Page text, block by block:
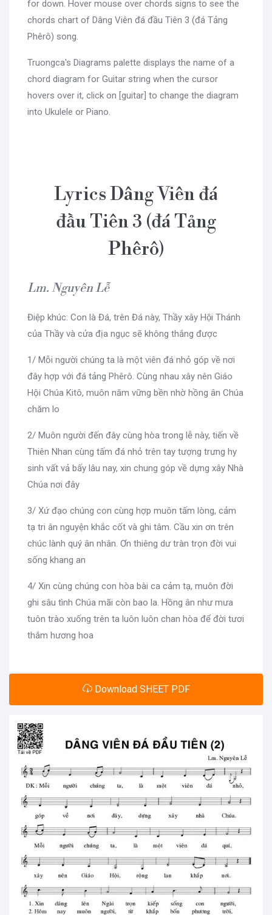
for down. Hover mouse over chords signs to see the
chords chart of Dâng Viên đá đầu Tiên 3 (đá Tảng
Phêrô) song.
Truongca's Diagrams palette displays the name of a
chord diagram for Guitar string when the cursor
hovers over it, click on [guitar] to change the diagram
into Ukulele or Piano.
Lyrics Dâng Viên đá
đầu Tiên 3 (đá Tảng
Phêrô)
Lm. Nguyên Lễ
Điệp khúc: Con là Đá, trên Đá này, Thầy xây Hội Thánh
của Thầy và cửa địa ngục sẽ không thắng được
1/ Mỗi người chúng ta là một viên đá nhỏ góp về nơi
đây hợp với đá tảng Phêrô. Cùng nhau xây nên Giáo
Hội Chúa Kitô, muôn năm vững bền nhờ hồng ân Chúa
chăm lo
2/ Muôn người đến đây cùng hòa trong lễ này, tiến về
Thiên Nhan cùng tấm đá nhỏ trên tay tượng trưng hy
sinh vất vả bấy lâu nay, xin chung góp về dựng xây Nhà
Chúa nơi đây
3/ Xứ đạo chúng con cùng hợp muôn tấm lòng, cảm
tạ tri ân nguyện khắc cốt và ghi tâm. Cầu xin ơn trên
chúc lành quý ân nhân. Ơn thiêng dư tràn trọn đời vui
sống khang an
4/ Xin cùng chúng con hòa bài ca cảm tạ, muôn đời
ghi sâu tình Chúa mãi còn bao la. Hồng ân như mưa
tuôn trào xuống trên ta luôn luôn chan hòa để đời tươi
thắm hương hoa
Download SHEET PDF